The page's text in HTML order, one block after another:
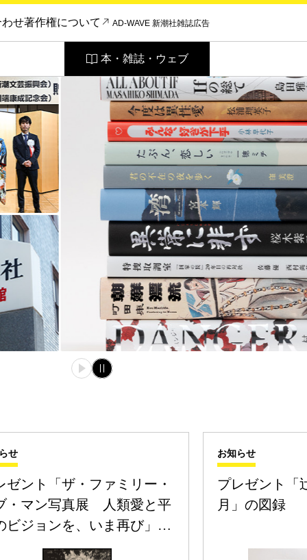
せ著作権について AD-WAVE 新潮社雑誌広告
本・雑誌・ウェブ
せ
ゼント「ザ・ファミリー・
・マン写真展 人類愛と平
ビジョンを、いま再び」の
ット（東京）
お知らせ
プレゼント
月」の図録